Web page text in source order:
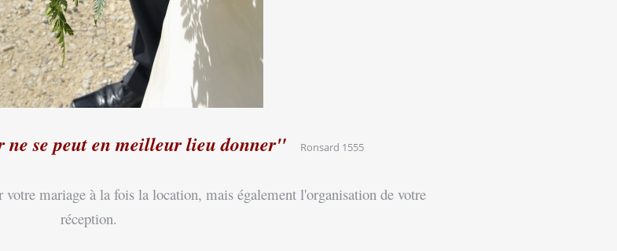
ne se peut en meilleur lieu donner" Ronsard 1555
votre mariage à la fois la location, mais également l'organisation de votre
réception.